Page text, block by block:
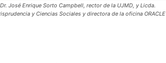
José Enrique Sorto Campbell, rector de la UJMD, y Licda.
y Ciencias Sociales y directora de la oficina ORACLE